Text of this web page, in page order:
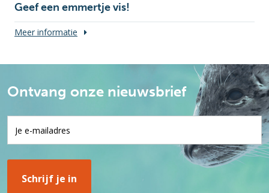
Geef een emmertje vis!
Meer informatie
Ontvang onze nieuwsbrief